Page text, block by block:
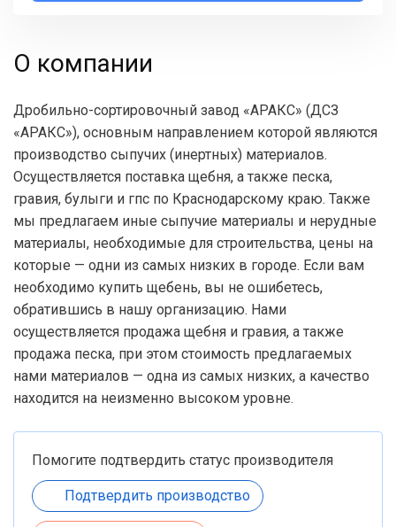
О компании
Дробильно-сортировочный завод «АРАКС» (ДСЗ
«АРАКС»), основным направлением которой являются
производство сыпучих (инертных) материалов.
Осуществляется поставка щебня, а также песка,
гравия, булыги и гпс по Краснодарскому краю. Также
мы предлагаем иные сыпучие материалы и нерудные
материалы, необходимые для строительства, цены на
которые — одни из самых низких в городе. Если вам
необходимо купить щебень, вы не ошибетесь,
обратившись в нашу организацию. Нами
осуществляется продажа щебня и гравия, а также
продажа песка, при этом стоимость предлагаемых
нами материалов — одна из самых низких, а качество
находится на неизменно высоком уровне.
Помогите подтвердить статус производителя
Подтвердить производство